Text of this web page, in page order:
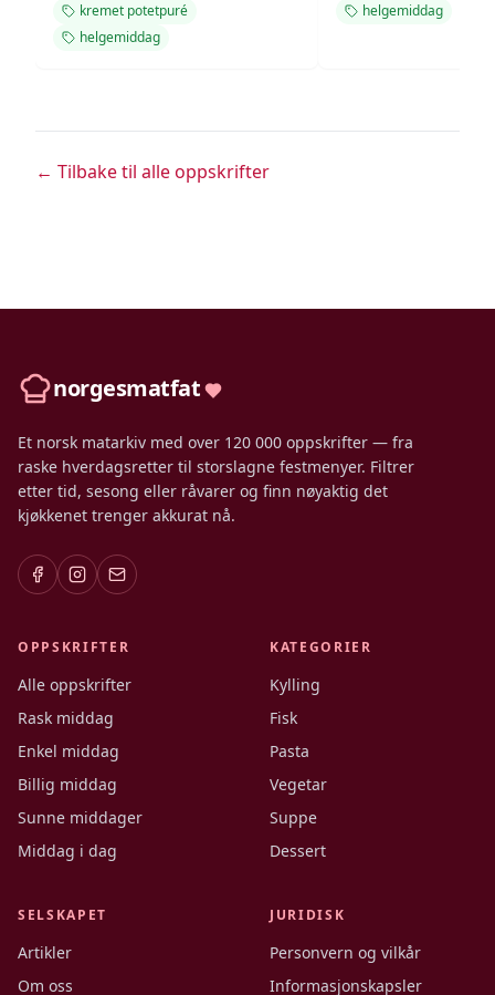
kremet potetpuré
helgemiddag
helgemiddag
← Tilbake til alle oppskrifter
norgesmatfat
Et norsk matarkiv med over 120 000 oppskrifter — fra
raske hverdagsretter til storslagne festmenyer. Filtrer
etter tid, sesong eller råvarer og finn nøyaktig det
kjøkkenet trenger akkurat nå.
OPPSKRIFTER
Alle oppskrifter
Rask middag
Enkel middag
Billig middag
Sunne middager
Middag i dag
KATEGORIER
Kylling
Fisk
Pasta
Vegetar
Suppe
Dessert
SELSKAPET
Artikler
Om oss
JURIDISK
Personvern og vilkår
Informasjonskapsler